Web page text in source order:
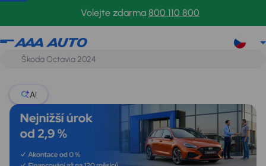
Volejte zdarma 800 110 800
DS
AI